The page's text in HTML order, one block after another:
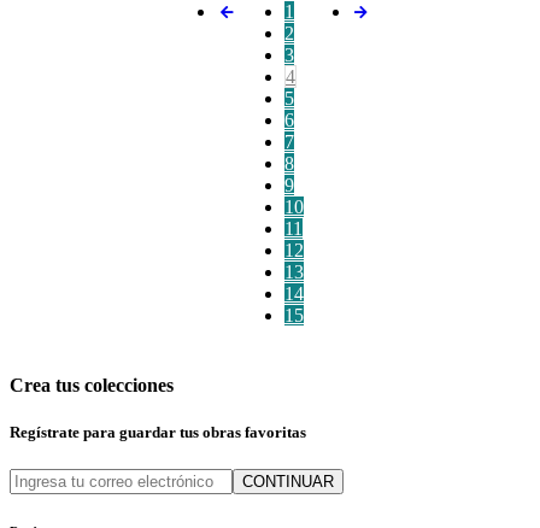
1
2
3
4
5
6
7
8
9
10
11
12
13
14
15
Crea tus colecciones
Regístrate para guardar tus obras favoritas
CONTINUAR